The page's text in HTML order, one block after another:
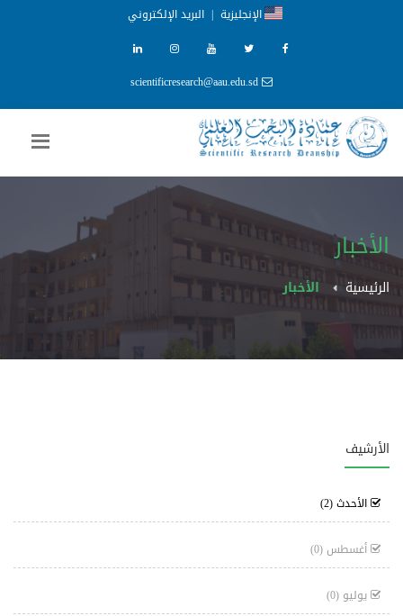
الإنجليزية | البريد الإلكتروني
scientificresearch@aau.edu.sd
الأخبار
الرئيسية الأخبار
الأرشيف
الأحدث(2)
أغسطس (0)
يوليو (0)